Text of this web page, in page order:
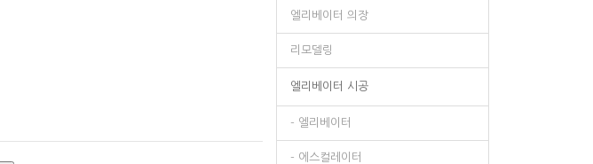
엘리베이터 의장
리모델링
엘리베이터 시공
- 엘리베이터
- 에스컬레이터